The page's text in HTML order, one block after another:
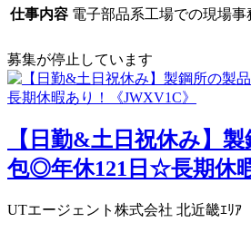
仕事内容 電子部品系工場での現場事
募集が停止しています
【日勤&土日祝休み】
包◎年休121日☆長期休
UTエージェント株式会社 北近畿ｴﾘｱ